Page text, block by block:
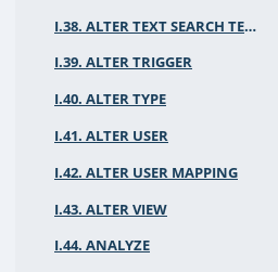
I.38. ALTER TEXT SEARCH TEMPLATE
I.39. ALTER TRIGGER
I.40. ALTER TYPE
I.41. ALTER USER
I.42. ALTER USER MAPPING
I.43. ALTER VIEW
I.44. ANALYZE